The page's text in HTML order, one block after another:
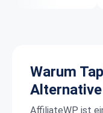
Warum
AffiliateWP ist